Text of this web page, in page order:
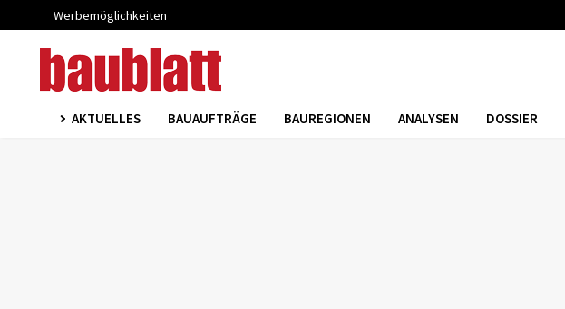
Werbemöglichkeiten
AKTUELLES BAUAUFTRÄGE BAUREGIONEN ANALYSEN DOSSIER